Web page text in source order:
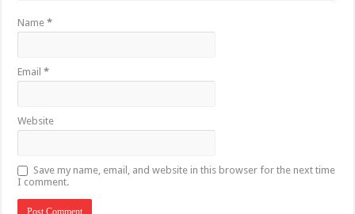
Name*
Email*
Website
Save my name, email, and website in this browser for the next time
I comment.